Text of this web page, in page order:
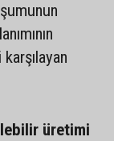
üretimi